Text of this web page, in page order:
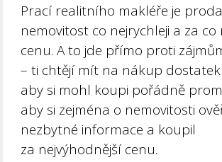
Prací realitního makléře je
nemovitost co nejrychleji a za co
cenu. A to jde přímo proti
– ti chtějí mít na nákup dostatek
aby si mohl koupi pořádně
aby si zejména o nemovitosti
nezbytné informace a koupil
za nejvýhodnější cenu.